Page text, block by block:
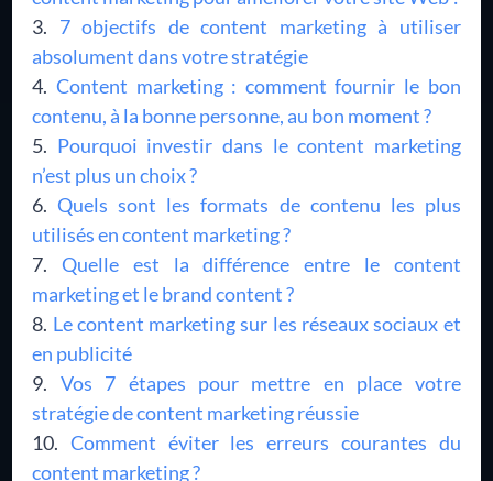
7 objectifs de content marketing à utiliser
absolument dans votre stratégie
Content marketing : comment fournir le bon
contenu, à la bonne personne, au bon moment ?
Pourquoi investir dans le content marketing
n’est plus un choix ?
Quels sont les formats de contenu les plus
utilisés en content marketing ?
Quelle est la différence entre le content
marketing et le brand content ?
Le content marketing sur les réseaux sociaux et
en publicité
Vos 7 étapes pour mettre en place votre
stratégie de content marketing réussie
Comment éviter les erreurs courantes du
content marketing ?